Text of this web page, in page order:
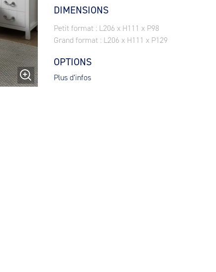
DIMENSIONS
Petit format : L206 x H111 x P98
Grand format : L206 x H111 x P129
OPTIONS
Plus d’infos